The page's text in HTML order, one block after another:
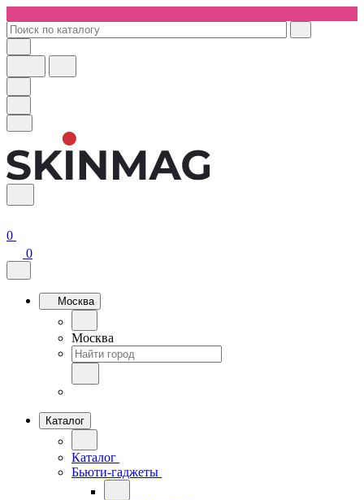
0
0
Москва
Москва
Каталог
Каталог
Бьюти-гаджеты